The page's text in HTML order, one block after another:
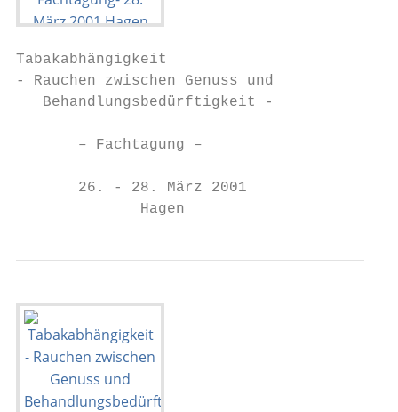
Tabakabhängigkeit
- Rauchen zwischen Genuss und
   Behandlungsbedürftigkeit -
       – Fachtagung –
       26. - 28. März 2001
              Hagen